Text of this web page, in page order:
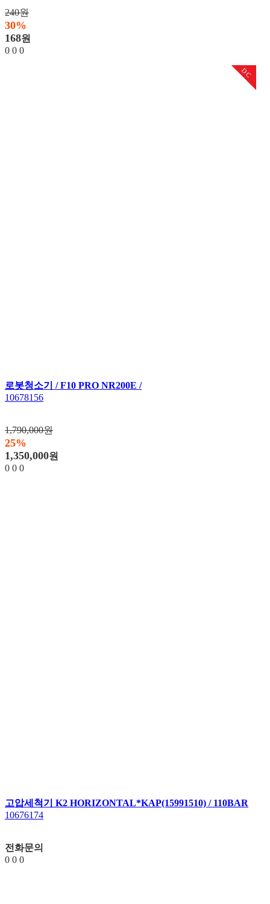
240원
30%
168원
0 0 0
DC
로봇청소기 / F10 PRO NR200E /
10678156
1,790,000원
25%
1,350,000원
0 0 0
고압세척기 K2 HORIZONTAL*KAP(15991510) / 110BAR
10676174
전화문의
0 0 0